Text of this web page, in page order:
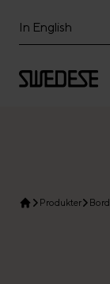
In English
Produkter Bord